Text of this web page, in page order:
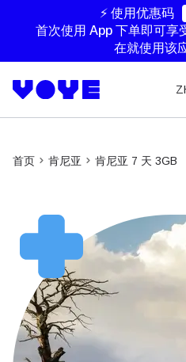
⚡ 使用优惠码
首次使用 App 下单即可享
在就使用该
首页 肯尼亚 肯尼亚 7 天 3GB